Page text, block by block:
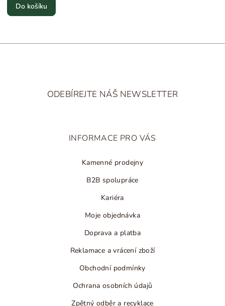
Do košíku
ODEBÍREJTE NÁŠ NEWSLETTER
INFORMACE PRO VÁS
Kamenné prodejny
B2B spolupráce
Kariéra
Moje objednávka
Doprava a platba
Reklamace a vrácení zboží
Obchodní podmínky
Ochrana osobních údajů
Zpětný odběr a recyklace